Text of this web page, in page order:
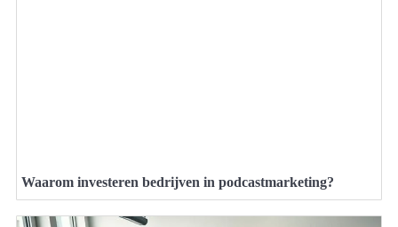
Waarom investeren bedrijven in podcastmarketing?